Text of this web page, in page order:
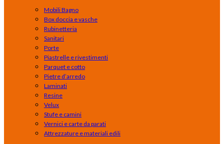
Mobili Bagno
Box doccia e vasche
Rubinetteria
Sanitari
Porte
Piastrelle e rivestimenti
Parquet e cotto
Pietre d’arredo
Laminati
Resine
Velux
Stufe e camini
Vernici e carte da parati
Attrezzature e materiali edili